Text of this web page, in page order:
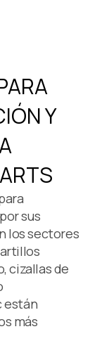
Y
sus
los sectores
cizallas de
están
más